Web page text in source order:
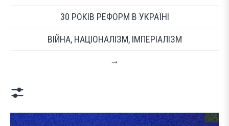
30 РОКІВ РЕФОРМ В УКРАЇНІ
ВІЙНА, НАЦІОНАЛІЗМ, ІМПЕРІАЛІЗМ
→